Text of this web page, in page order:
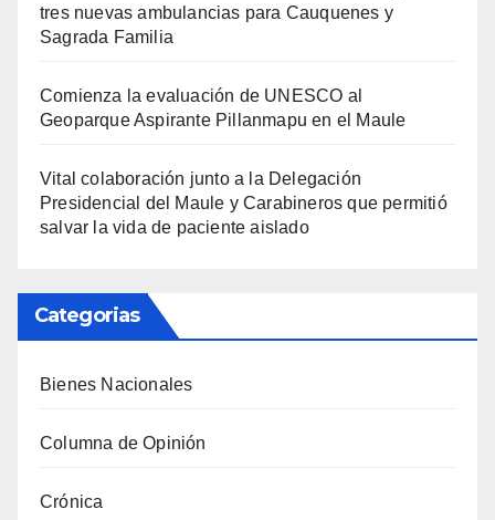
tres nuevas ambulancias para Cauquenes y
Sagrada Familia
Comienza la evaluación de UNESCO al
Geoparque Aspirante Pillanmapu en el Maule
Vital colaboración junto a la Delegación
Presidencial del Maule y Carabineros que permitió
salvar la vida de paciente aislado
Categorias
Bienes Nacionales
Columna de Opinión
Crónica